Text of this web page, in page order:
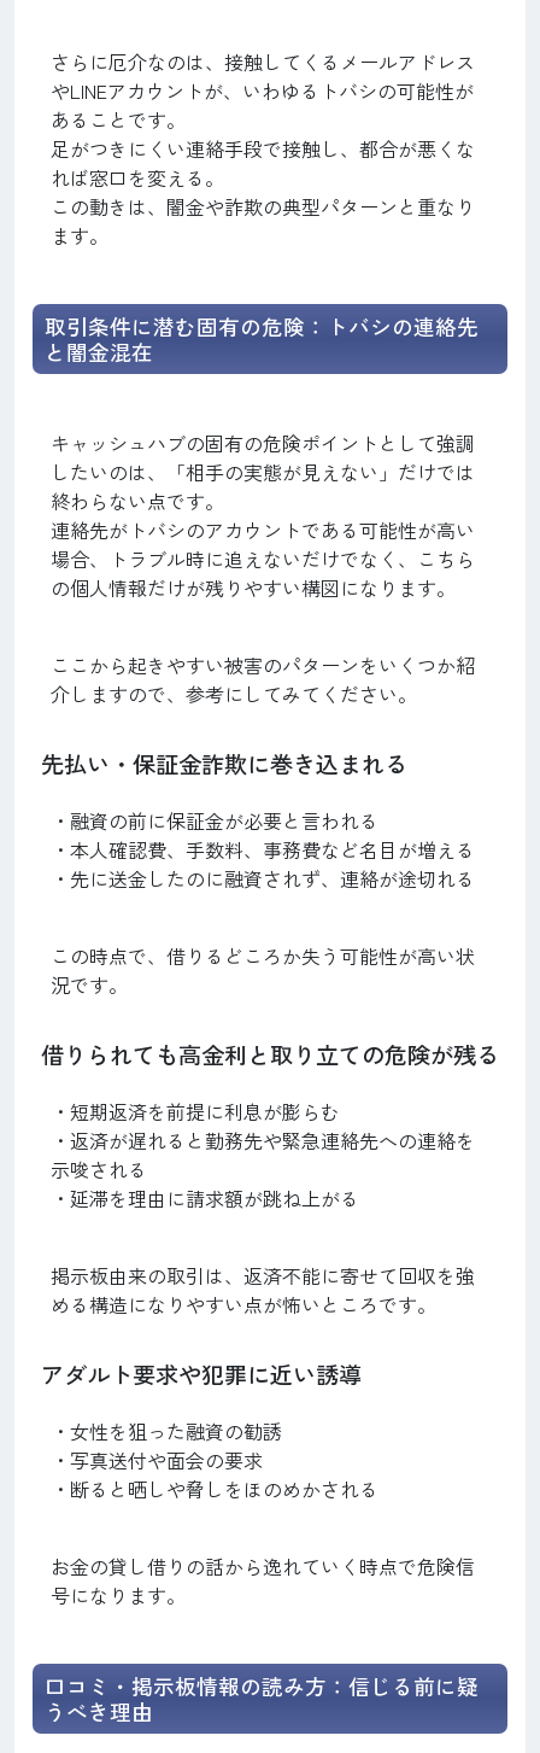
さらに厄介なのは、接触してくるメールアドレス
やLINEアカウントが、いわゆるトバシの可能性が
あることです。
足がつきにくい連絡手段で接触し、都合が悪くな
れば窓口を変える。
この動きは、闇金や詐欺の典型パターンと重なり
ます。
取引条件に潜む固有の危険：トバシの連絡先
と闇金混在
キャッシュハブの固有の危険ポイントとして強調
したいのは、「相手の実態が見えない」だけでは
終わらない点です。
連絡先がトバシのアカウントである可能性が高い
場合、トラブル時に追えないだけでなく、こちら
の個人情報だけが残りやすい構図になります。
ここから起きやすい被害のパターンをいくつか紹
介しますので、参考にしてみてください。
先払い・保証金詐欺に巻き込まれる
・融資の前に保証金が必要と言われる
・本人確認費、手数料、事務費など名目が増える
・先に送金したのに融資されず、連絡が途切れる
この時点で、借りるどころか失う可能性が高い状
況です。
借りられても高金利と取り立ての危険が残る
・短期返済を前提に利息が膨らむ
・返済が遅れると勤務先や緊急連絡先への連絡を
示唆される
・延滞を理由に請求額が跳ね上がる
掲示板由来の取引は、返済不能に寄せて回収を強
める構造になりやすい点が怖いところです。
アダルト要求や犯罪に近い誘導
・女性を狙った融資の勧誘
・写真送付や面会の要求
・断ると晒しや脅しをほのめかされる
お金の貸し借りの話から逸れていく時点で危険信
号になります。
口コミ・掲示板情報の読み方：信じる前に疑
うべき理由